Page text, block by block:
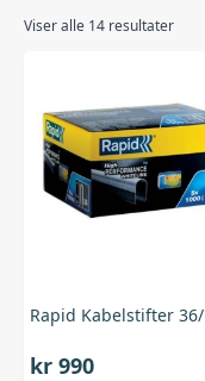
Viser alle 14 resultater
kr 990